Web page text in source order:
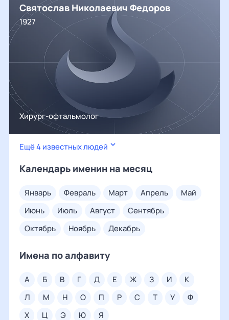
Святослав Николаевич Федоров
1927
Хирург-офтальмолог
Ещё 4 известных людей
Календарь именин на месяц
январь февраль март апрель
май
июнь
июль август
сентябрь
октябрь
ноябрь декабрь
Имена по алфавиту
а б в г д е ж з и
к
л
м н о п р с т у
ф
х
ц э ю я